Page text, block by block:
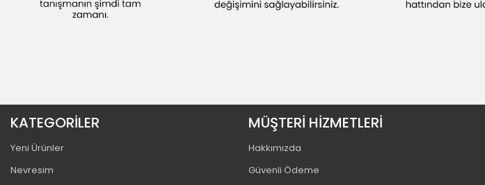
KATEGORİLER
Yeni Ürünler
Nevresim
MÜŞTERİ HİZMETLERİ
Hakkımızda
Güvenli Ödeme